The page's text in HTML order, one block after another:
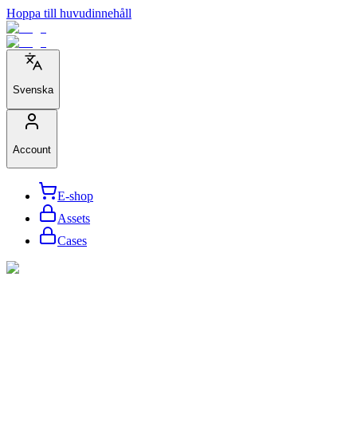
Hoppa till huvudinnehåll
Svenska
Account
E-shop
Assets
Cases